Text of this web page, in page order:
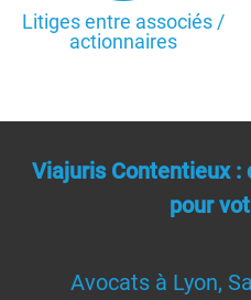
Litiges entre associés /
actionnaires
Viajuris Contentieux :
pour
Avocats à Lyon,